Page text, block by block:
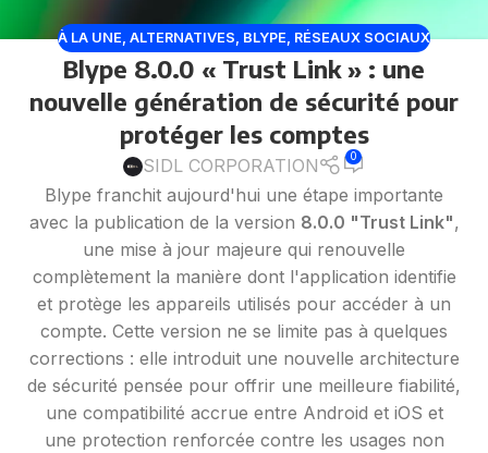
À LA UNE, ALTERNATIVES, BLYPE, RÉSEAUX SOCIAUX
Blype 8.0.0 « Trust Link » : une
nouvelle génération de sécurité pour
protéger les comptes
SIDL CORPORATION 0
Blype franchit aujourd'hui une étape importante
avec la publication de la version 8.0.0 "Trust Link",
une mise à jour majeure qui renouvelle
complètement la manière dont l'application identifie
et protège les appareils utilisés pour accéder à un
compte. Cette version ne se limite pas à quelques
corrections : elle introduit une nouvelle architecture
de sécurité pensée pour offrir une meilleure fiabilité,
une compatibilité accrue entre Android et iOS et
une protection renforcée contre les usages non